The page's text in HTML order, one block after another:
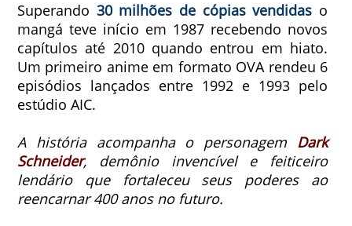
Superando 30 milhões de cópias vendidas o
mangá teve início em 1987 recebendo novos
capítulos até 2010 quando entrou em hiato.
Um primeiro anime em formato OVA rendeu 6
episódios lançados entre 1992 e 1993 pelo
estúdio AIC.
A história acompanha o personagem Dark
Schneider, demônio invencível e feiticeiro
lendário que fortaleceu seus poderes ao
reencarnar 400 anos no futuro.